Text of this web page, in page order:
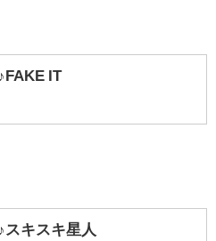
♪FAKE IT
♪スキスキ星人